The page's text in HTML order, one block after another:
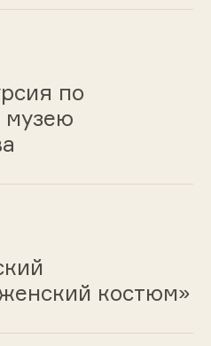
по
музею
костюм»